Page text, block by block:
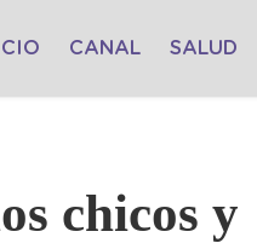
CANAL SALUD
chicos y